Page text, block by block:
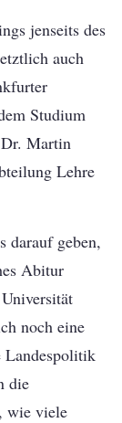
jenseits des
auch
Studium
Martin
Lehre
darauf geben,
Abitur
noch eine
Landespolitik
die
wie viele